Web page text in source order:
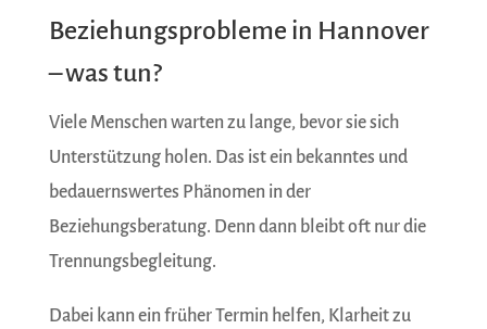
Beziehungsprobleme in Hannover
– was tun?
Viele Menschen warten zu lange, bevor sie sich
Unterstützung holen. Das ist ein bekanntes und
bedauernswertes Phänomen in der
Beziehungsberatung. Denn dann bleibt oft nur die
Trennungsbegleitung.
Dabei kann ein früher Termin helfen, Klarheit zu